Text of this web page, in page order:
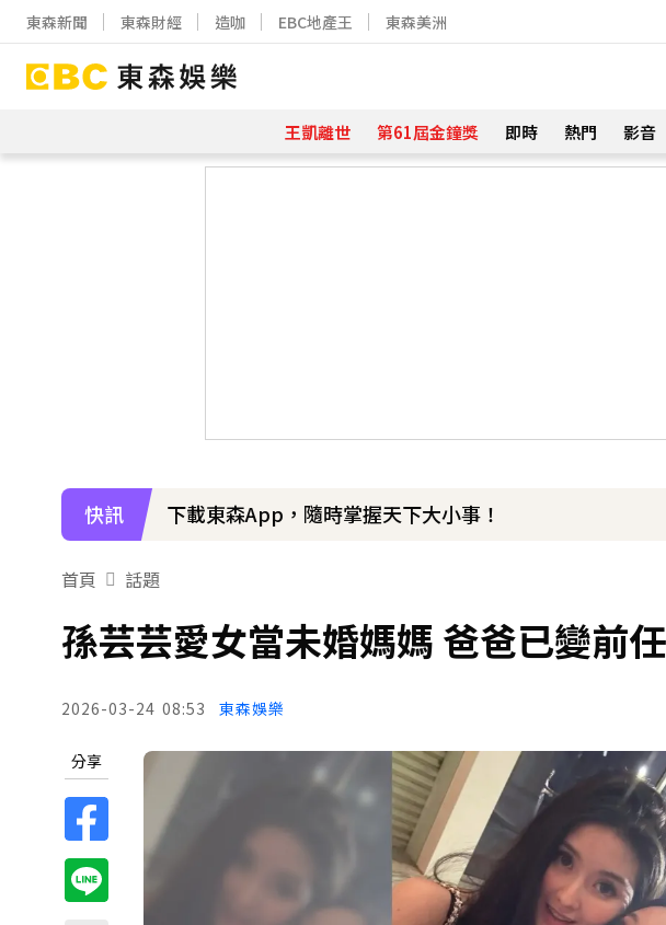
東森新聞 東森財經 造咖 EBC地產王 東森美洲
王凱離世 第61屆金鐘獎 即時 熱門 影音
快訊 下載東森App，隨時掌握天下大小事！
首頁 話題
孫芸芸愛女當未婚媽媽 爸爸已變前
2026-03-24 08:53 東森娛樂
分享